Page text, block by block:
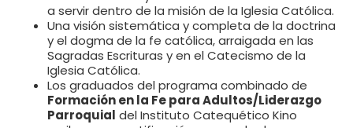
a servir dentro de la misión de la Iglesia Católica.
Una visión sistemática y completa de la doctrina
y el dogma de la fe católica, arraigada en las
Sagradas Escrituras y en el Catecismo de la
Iglesia Católica.
Los graduados del programa combinado de
Formación en la Fe para Adultos/Liderazgo
Parroquial del Instituto Catequético Kino